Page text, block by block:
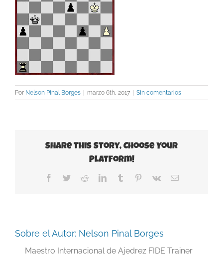
Por Nelson Pinal Borges | marzo 6th, 2017 | Sin comentarios
Share This Story, Choose Your
Platform!
Facebook
TwitterRedditLinkedInTumblr Pinterest
Vk
Correo
Sobre el Autor: Nelson Pinal Borges
Maestro Internacional de Ajedrez FIDE Trainer